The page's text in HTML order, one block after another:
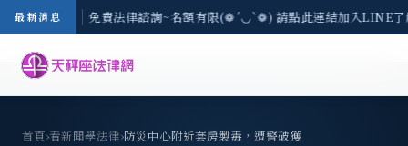
最新消息
-8/3(一) 現場免費法律諮詢~名額有限(❁´◡`❁) 請點此連結加入LINE
首頁›看新聞學法律›防災中心附近套房製毒，遭警破獲